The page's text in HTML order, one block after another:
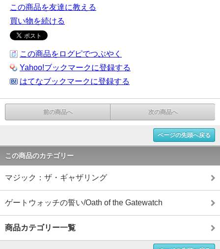
この商品を友達に教える
買い物を続ける
この商品をログピでつぶやく
Yahoo!ブックマークに登録する
はてなブックマークに登録する
前の商品へ 次の商品へ
ページの先頭へ戻る
この商品のカテゴリー
マジック：ザ・ギャザリング
ゲートウォッチの誓い/Oath of the Gatewatch
商品カテゴリー一覧